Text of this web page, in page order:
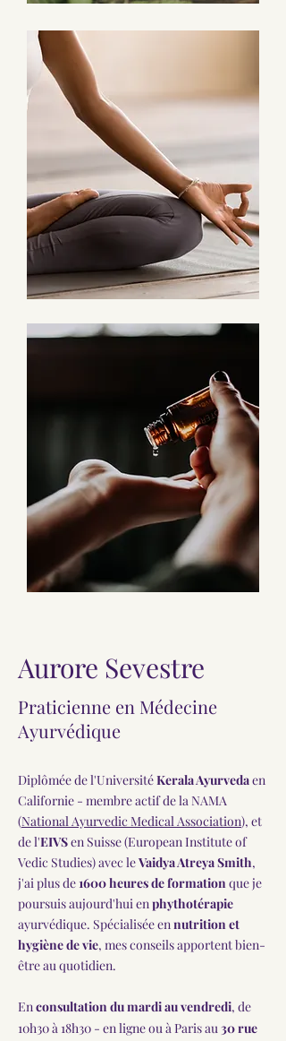
Aurore Sevestre
Praticienne en Médecine
Ayurvédique
Diplômée de l'UniversitéKerala Ayurvedaen
Californie - membre actif de la NAMA
(National Ayurvedic Medical Association), et
de l'EIVSen Suisse (European Institute of
Vedic Studies) avec leVaidya Atreya Smith,
j'ai plus de1600 heures de formationque je
poursuis aujourd'hui enphythotérapie
ayurvédique. Spécialisée ennutrition et
hygiène de vie, mes conseils apportent bien-
être au quotidien.
Enconsultation du mardi au vendredi, de
10h30 à 18h30 - en ligne ou à Paris au30 rue